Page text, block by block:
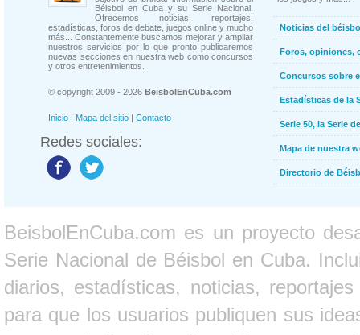
Béisbol en Cuba y su Serie Nacional.
Ofrecemos noticias, reportajes,
estadísticas, foros de debate, juegos online y mucho
más... Constantemente buscamos mejorar y ampliar
nuestros servicios por lo que pronto publicaremos
nuevas secciones en nuestra web como concursos
y otros entretenimientos.
© copyright 2009 - 2026 BeisbolEnCuba.com
Inicio | Mapa del sitio | Contacto
Redes sociales:
Noticias del
Foros, opiniones,
Concursos sobre
Estadísticas de la
Serie 50, la Serie
Mapa de nuestra
Directorio de
BeisbolEnCuba.com es un proyecto
Serie Nacional de Béisbol en Cuba.
diarios, estadísticas, noticias,
para que los usuarios publiquen sus